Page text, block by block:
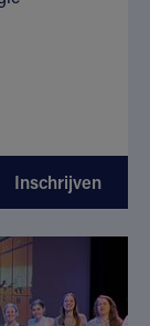
Inschrijven